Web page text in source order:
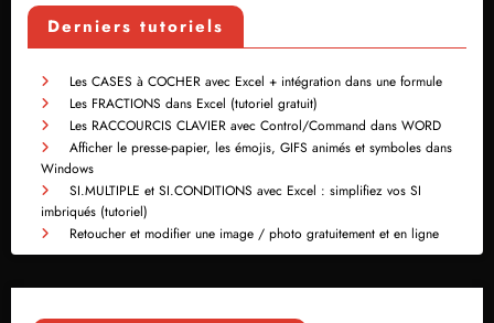
Derniers tutoriels
Les CASES à COCHER avec Excel + intégration dans une formule
Les FRACTIONS dans Excel (tutoriel gratuit)
Les RACCOURCIS CLAVIER avec Control/Command dans WORD
Afficher le presse-papier, les émojis, GIFS animés et symboles dans
Windows
SI.MULTIPLE et SI.CONDITIONS avec Excel : simplifiez vos SI
imbriqués (tutoriel)
Retoucher et modifier une image / photo gratuitement et en ligne